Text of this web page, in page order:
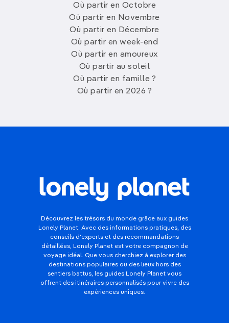
Où partir en Octobre
Où partir en Novembre
Où partir en Décembre
Où partir en week-end
Où partir en amoureux
Où partir au soleil
Où partir en famille ?
Où partir en 2026 ?
Découvrez les trésors du monde grâce aux guides
Lonely Planet. Avec des informations pratiques, des
conseils d'experts et des recommandations
détaillées, Lonely Planet est votre compagnon de
voyage idéal. Que vous cherchiez à explorer des
destinations populaires ou des lieux hors des
sentiers battus, les guides Lonely Planet vous
offrent des itinéraires personnalisés pour vivre des
expériences uniques.